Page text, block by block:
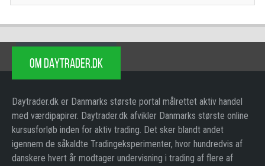
OM DAYTRADER.DK
Daytrader.dk er Danmarks største portal målrettet aktiv handel
med værdipapirer. Daytrader.dk afvikler Danmarks største online
kursusforløb inden for aktiv trading. Det sker blandt andet
igennem de såkaldte Tradingeksperimenter, hvor hundredvis af
danskere hvert år modtager undervisning i trading af flere af